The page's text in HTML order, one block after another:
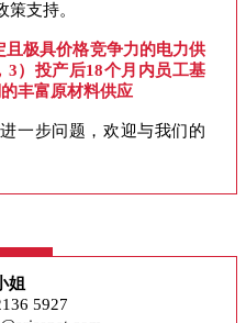
策支持。
且极具价格竞争力的电力供
3）投产后18个月内员工基
丰富原材料供应
一步问题，欢迎与我们的
姐
5927